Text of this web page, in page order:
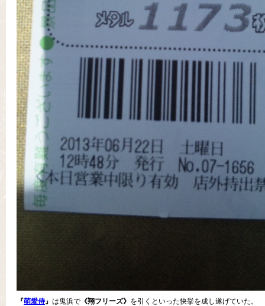
『萌愛侍』 は鬼浜で 《翔フリーズ》 を引くといった快挙を成し遂げていた。